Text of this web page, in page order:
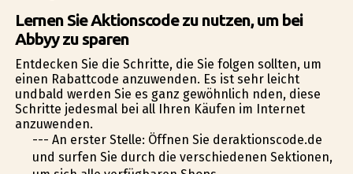
Lernen Sie Aktionscode zu nutzen, um bei
Abbyy zu sparen
Entdecken Sie die Schritte, die Sie folgen sollten, um
einen Rabattcode anzuwenden. Es ist sehr leicht
undbald werden Sie es ganz gewöhnlich finden, diese
Schritte jedesmal bei all Ihren Käufen im Internet
anzuwenden.
--- An erster Stelle: Öffnen Sie deraktionscode.de
und surfen Sie durch die verschiedenen Sektionen,